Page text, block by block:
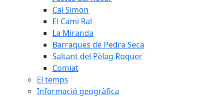
Cal Simon
El Cami Ral
La Miranda
Barraques de Pedra Seca
Saltant del Pèlag Roquer
Comiat
El temps
Informació geogràfica